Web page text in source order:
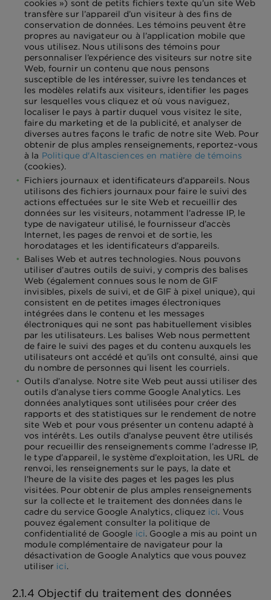
cookies ») sont de petits fichiers texte qu’un site Web
transfère sur l’appareil d’un visiteur à des fins de
conservation de données. Les témoins peuvent être
propres au navigateur ou à l’application mobile que
vous utilisez. Nous utilisons des témoins pour
personnaliser l’expérience des visiteurs sur notre site
Web, fournir un contenu que nous pensons
susceptible de les intéresser, suivre les tendances et
les modèles relatifs aux visiteurs, identifier les pages
sur lesquelles vous cliquez et où vous naviguez,
localiser le pays à partir duquel vous visitez le site,
faire du marketing et de la publicité, et analyser de
diverses autres façons le trafic de notre site Web. Pour
obtenir de plus amples renseignements, reportez-vous
à la Politique d'Altasciences en matière de témoins
(cookies).
Fichiers journaux et identificateurs d’appareils. Nous
utilisons des fichiers journaux pour faire le suivi des
actions effectuées sur le site Web et recueillir des
données sur les visiteurs, notamment l’adresse IP, le
type de navigateur utilisé, le fournisseur d’accès
Internet, les pages de renvoi et de sortie, les
horodatages et les identificateurs d’appareils.
Balises Web et autres technologies. Nous pouvons
utiliser d’autres outils de suivi, y compris des balises
Web (également connues sous le nom de GIF
invisibles, pixels de suivi, et de GIF à pixel unique), qui
consistent en de petites images électroniques
intégrées dans le contenu et les messages
électroniques qui ne sont pas habituellement visibles
par les utilisateurs. Les balises Web nous permettent
de faire le suivi des pages et du contenu auxquels les
utilisateurs ont accédé et qu’ils ont consulté, ainsi que
du nombre de personnes qui lisent les courriels.
Outils d’analyse. Notre site Web peut aussi utiliser des
outils d’analyse tiers comme Google Analytics. Les
données analytiques sont utilisées pour créer des
rapports et des statistiques sur le rendement de notre
site Web et pour vous présenter un contenu adapté à
vos intérêts. Les outils d’analyse peuvent être utilisés
pour recueillir des renseignements comme l’adresse IP,
le type d’appareil, le système d’exploitation, les URL de
renvoi, les renseignements sur le pays, la date et
l’heure de la visite des pages et les pages les plus
visitées. Pour obtenir de plus amples renseignements
sur la collecte et le traitement des données dans le
cadre du service Google Analytics, cliquez ici. Vous
pouvez également consulter la politique de
confidentialité de Google ici. Google a mis au point un
module complémentaire de navigateur pour la
désactivation de Google Analytics que vous pouvez
utiliser ici.
2.1.4 Objectif du traitement des données